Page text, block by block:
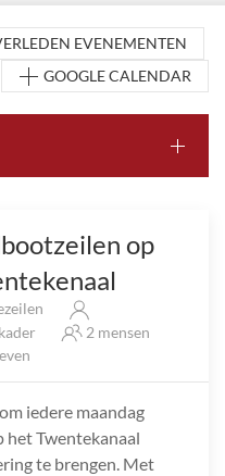
EVENEMENTEN
GOOGLE CALENDAR
op
2 mensen
iedere maandag
het Twentekanaal
te brengen. Met